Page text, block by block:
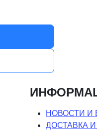
НОВОСТИ И
ДОСТАВКА